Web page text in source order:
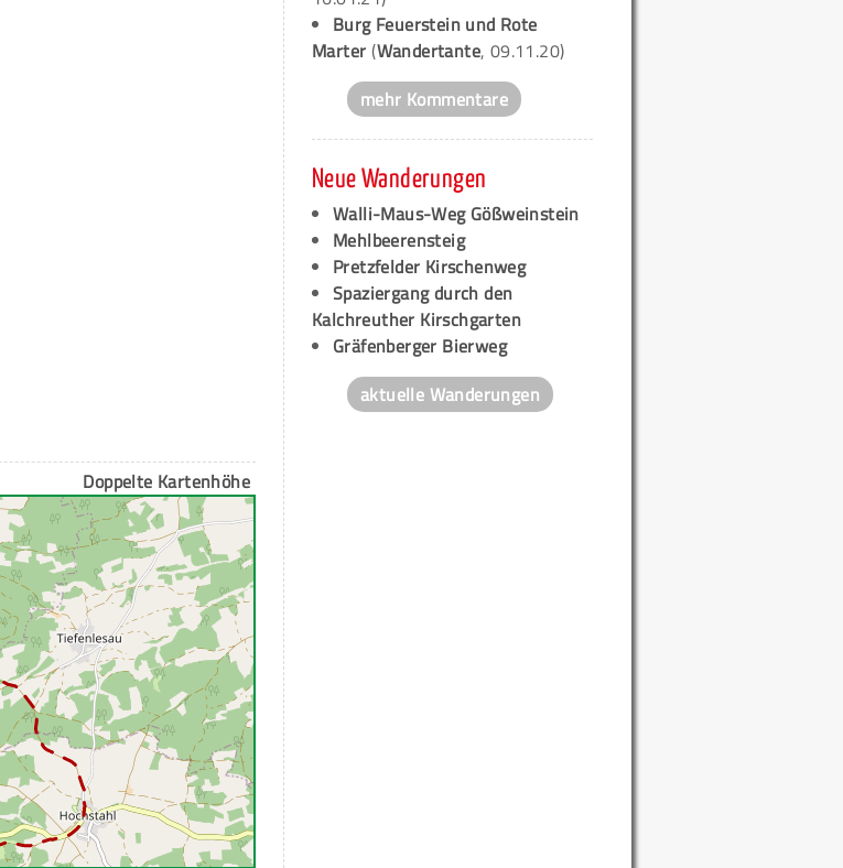
Doppelte Kartenhöhe
Burg Feuerstein und Rote
Marter (Wandertante, 09.11.20)
mehr Kommentare
Neue Wanderungen
Walli-Maus-Weg Gößweinstein
Mehlbeerensteig
Pretzfelder Kirschenweg
Spaziergang durch den
Kalchreuther Kirschgarten
Gräfenberger Bierweg
aktuelle Wanderungen